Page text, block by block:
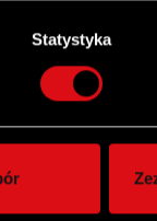
oraz
swoją zgodę
aby oferować
połączyć te
usług.
Statystyka